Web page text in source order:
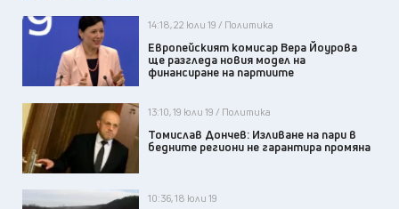
14:18, 22 юли 19 / Политика
Европейският комисар Вера Йоурова
ще разгледа новия модел на
финансиране на партиите
13:10, 19 юли 19 / Политика
Томислав Дончев: Изливане на пари в
бедните региони не гарантира промяна
10:36, 18 юли 19